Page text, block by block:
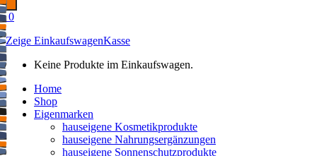
0
Zeige EinkaufswagenKasse
Keine Produkte im Einkaufswagen.
Home
Shop
Eigenmarken
hauseigene Kosmetikprodukte
hauseigene Nahrungsergänzungen
hauseigene Sonnenschutzprodukte